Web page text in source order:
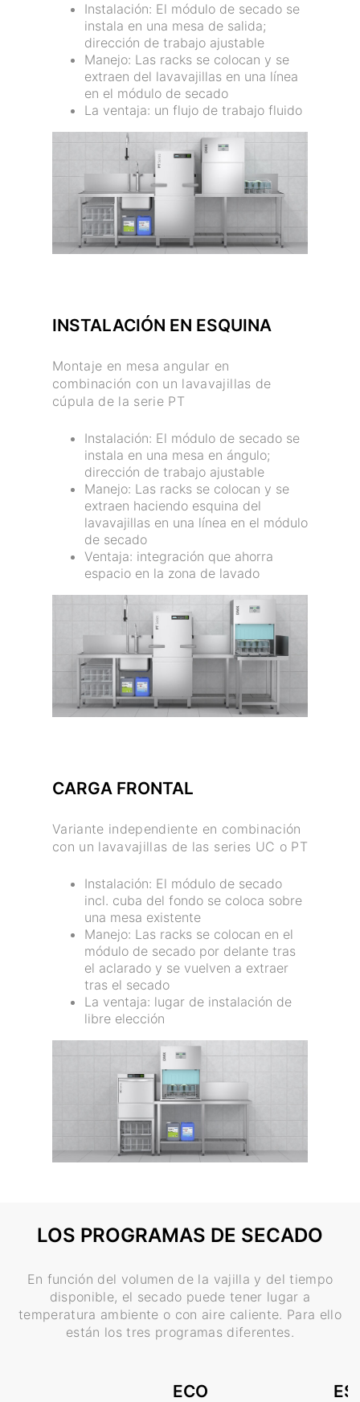
Instalación: El módulo de secado se
instala en una mesa de salida;
dirección de trabajo ajustable
Manejo: Las racks se colocan y se
extraen del lavavajillas en una línea
en el módulo de secado
La ventaja: un flujo de trabajo fluido
INSTALACIÓN EN ESQUINA
Montaje en mesa angular en
combinación con un lavavajillas de
cúpula de la serie PT
Instalación: El módulo de secado se
instala en una mesa en ángulo;
dirección de trabajo ajustable
Manejo: Las racks se colocan y se
extraen haciendo esquina del
lavavajillas en una línea en el módulo
de secado
Ventaja: integración que ahorra
espacio en la zona de lavado
CARGA FRONTAL
Variante independiente en combinación
con un lavavajillas de las series UC o PT
Instalación: El módulo de secado
incl. cuba del fondo se coloca sobre
una mesa existente
Manejo: Las racks se colocan en el
módulo de secado por delante tras
el aclarado y se vuelven a extraer
tras el secado
La ventaja: lugar de instalación de
libre elección
LOS PROGRAMAS DE SECADO
En función del volumen de la vajilla y del tiempo
disponible, el secado puede tener lugar a
temperatura ambiente o con aire caliente. Para ello
están los tres programas diferentes.
ECO